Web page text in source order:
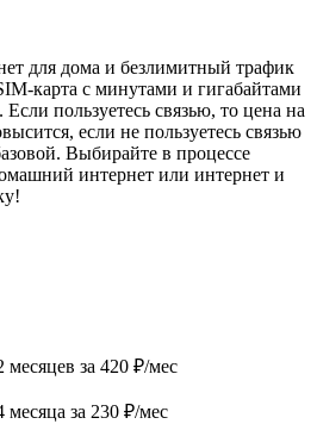
для дома и безлимитный трафик
карта с минутами и гигабайтами
пользуетесь связью, то цена на
если не пользуетесь связью
Выбирайте в процессе
интернет или интернет и
месяцев за 420 ₽/мес
месяца за 230 ₽/мес